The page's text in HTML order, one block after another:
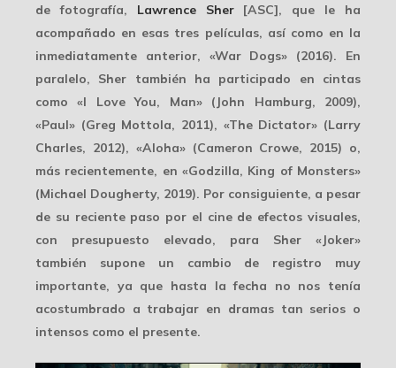
de fotografía, Lawrence Sher[ASC], que le ha
acompañado en esas tres películas, así como en la
inmediatamente anterior, «War Dogs» (2016). En
paralelo, Sher también ha participado en cintas
como «I Love You, Man» (John Hamburg, 2009),
«Paul» (Greg Mottola, 2011), «The Dictator» (Larry
Charles, 2012), «Aloha» (Cameron Crowe, 2015) o,
más recientemente, en «Godzilla, King of Monsters»
(Michael Dougherty, 2019). Por consiguiente, a pesar
de su reciente paso por el cine de efectos visuales,
con presupuesto elevado, para Sher «Joker»
también supone un cambio de registro muy
importante, ya que hasta la fecha no nos tenía
acostumbrado a trabajar en dramas tan serios o
intensos como el presente.